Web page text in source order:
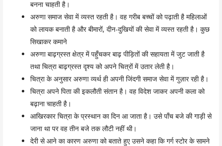
बनना चाहती है।
अरुणा समाज सेवा में व्यस्त रहती है। वह गरीब बच्चों को पढ़ाती है महिलाओं
को लायक बनाती है और बीमारों, दीन-दुखियों की सेवा में व्यस्त रहती है। कुछ
सिखाकर कमाने
अरुणा बाढ़ग्रस्त क्षेत्र में पहुँचकर बाढ़ पीड़ितों की सहायता में जुट जाती है
तथा चित्रा बाढ़ग्रस्त दृश्य को अपने चित्रों में उतार लेती है।
चित्रा के अनुसार अरुणा व्यर्थ ही अपनी जिंदगी समाज सेवा में गुज़ार रही है।
चित्रा अपने पिता की इकलौती संतान है। वह विदेश जाकर अपनी कला को
बढ़ाना चाहती है।
आखिरकार चित्रा के प्रस्थान का दिन आ जाता है। उसे पाँच बजे की गाड़ी से
जाना था पर वह तीन बजे तक लौटी नहीं थी।
देरी से आने का कारण अरुणा को बताते हुए उसने कहा कि गर्ग स्टोर के सामने